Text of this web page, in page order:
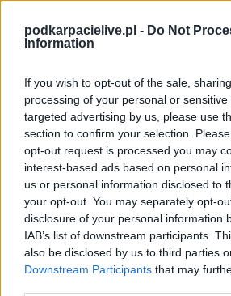
podkarpacielive.pl - Do Not
Information
If you wish to opt-out of the sale,
processing of your personal or
targeted advertising by us, please use
section to confirm your selection.
opt-out request is processed you may
interest-based ads based on personal
us or personal information disclosed to
your opt-out. You may separately opt-
disclosure of your personal information
IAB’s list of downstream participants.
also be disclosed by us to third parties
Downstream Participants that may
rozegrane zostanie w ramach Krosno > Klasa
> Klasa B, gr. II).
bramek, kartki, składy, statystyki i
spotkania. To kompletne źródło danych
lokalnej piłki nożnej. Jeżeli aktualnie nie
pracujemy nad tym żeby je uzupełnić.
Wynik meczu ULKS Czerteż vs Bukowianka
Po zakończeniu spotkania automatycznie
spotkania, a także dane meczowe, jeśli są
Pełny harmonogram rozgrywek dostępny
gr. II - terminarz.
Informacje o składach i strzelcach
W miarę dostępności danych,